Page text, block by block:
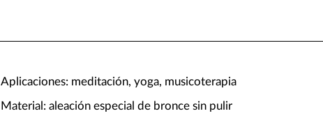
Aplicaciones: meditación, yoga, musicoterapia
Material: aleación especial de bronce sin pulir